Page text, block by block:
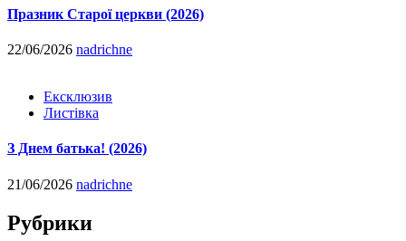
Празник Старої церкви (2026)
22/06/2026 nadrichne
Ексклюзив
Листівка
З Днем батька! (2026)
21/06/2026 nadrichne
Рубрики